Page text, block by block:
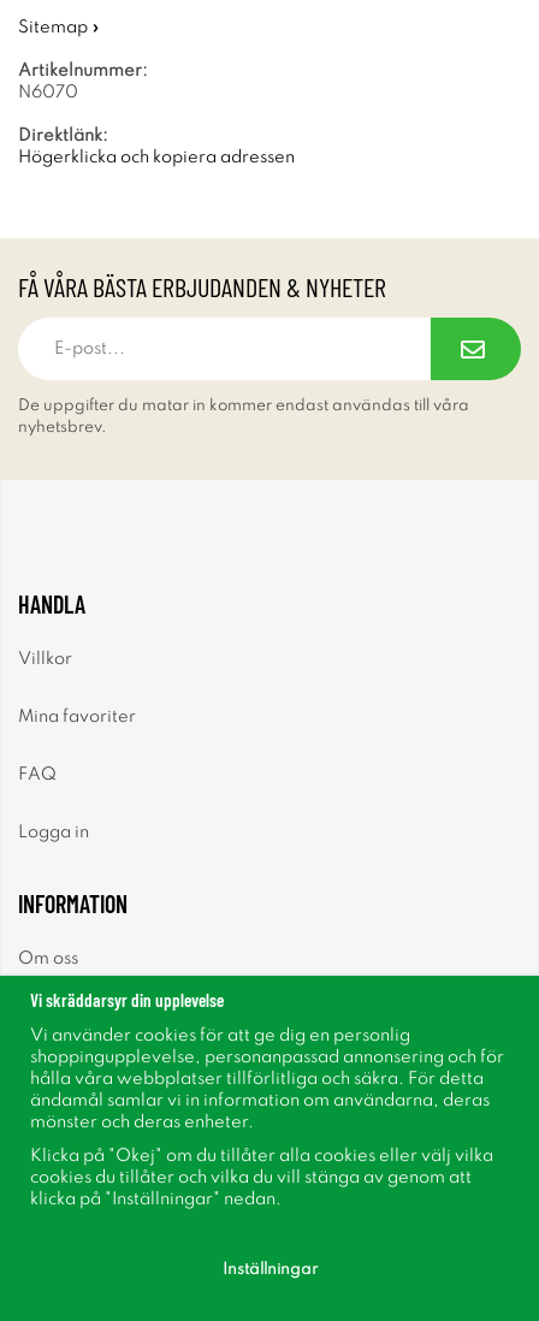
Sitemap »
Artikelnummer:
N6070
Direktlänk:
Högerklicka och kopiera adressen
FÅ VÅRA BÄSTA ERBJUDANDEN & NYHETER
De uppgifter du matar in kommer endast användas till våra
nyhetsbrev.
HANDLA
Villkor
Mina favoriter
FAQ
Logga in
INFORMATION
Om oss
Nyhetsbrev
Om cookies
Inspiration
Vi skräddarsyr din upplevelse
Vi använder cookies för att ge dig en personlig
shoppingupplevelse, personanpassad annonsering och för
hålla våra webbplatser tillförlitliga och säkra. För detta
ändamål samlar vi in information om användarna, deras
mönster och deras enheter.
Klicka på "Okej" om du tillåter alla cookies eller välj vilka
cookies du tillåter och vilka du vill stänga av genom att
klicka på "Inställningar" nedan.
Inställningar